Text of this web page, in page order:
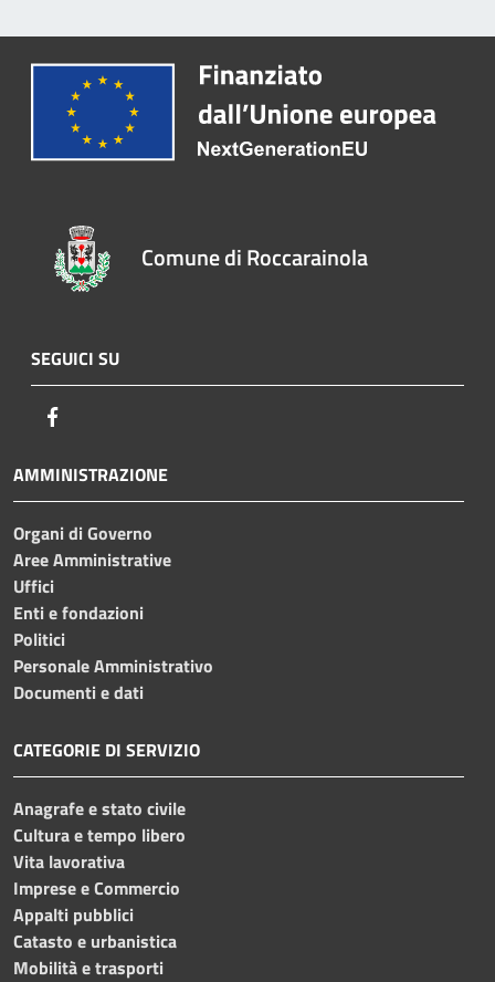
Comune di Roccarainola
SEGUICI SU
AMMINISTRAZIONE
Organi di Governo
Aree Amministrative
Uffici
Enti e fondazioni
Politici
Personale Amministrativo
Documenti e dati
CATEGORIE DI SERVIZIO
Anagrafe e stato civile
Cultura e tempo libero
Vita lavorativa
Imprese e Commercio
Appalti pubblici
Catasto e urbanistica
Mobilità e trasporti